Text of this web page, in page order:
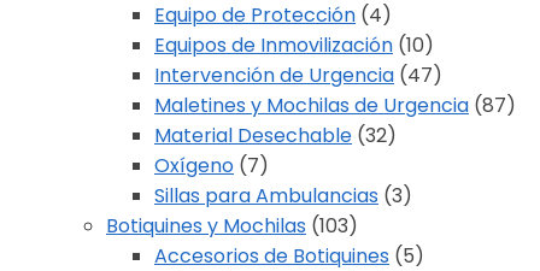
Equipo de Protección (4)
Equipos de Inmovilización (10)
Intervención de Urgencia (47)
Maletines y Mochilas de Urgencia (87)
Material Desechable (32)
Oxígeno (7)
Sillas para Ambulancias (3)
Botiquines y Mochilas (103)
Accesorios de Botiquines (5)